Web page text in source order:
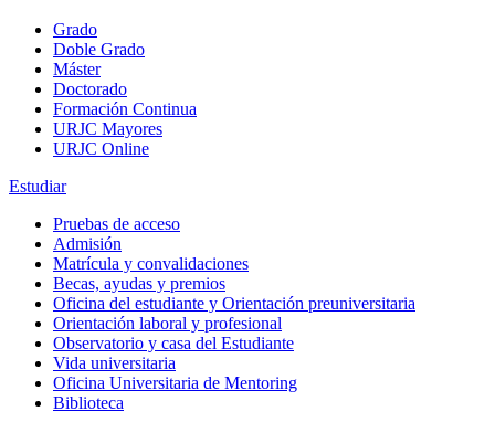
Grado
Doble Grado
Máster
Doctorado
Formación Continua
URJC Mayores
URJC Online
Estudiar
Pruebas de acceso
Admisión
Matrícula y convalidaciones
Becas, ayudas y premios
Oficina del estudiante y Orientación preuniversitaria
Orientación laboral y profesional
Observatorio y casa del Estudiante
Vida universitaria
Oficina Universitaria de Mentoring
Biblioteca